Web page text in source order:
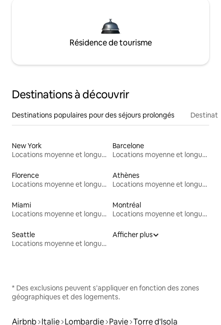
Résidence de tourisme
Destinations à découvrir
Destinations populaires pour des séjours prolongés
New York
Locations moyenne et longue durée
Barcelone
Locations moyenne et longue durée
Florence
Locations moyenne et longue durée
Athènes
Locations moyenne et longue durée
Miami
Locations moyenne et longue durée
Montréal
Locations moyenne et longue durée
Seattle
Locations moyenne et longue durée
Afficher plus
* Des exclusions peuvent s'appliquer en fonction des zones
géographiques et des logements.
Airbnb Italie Lombardie Pavie Torre d'Isola